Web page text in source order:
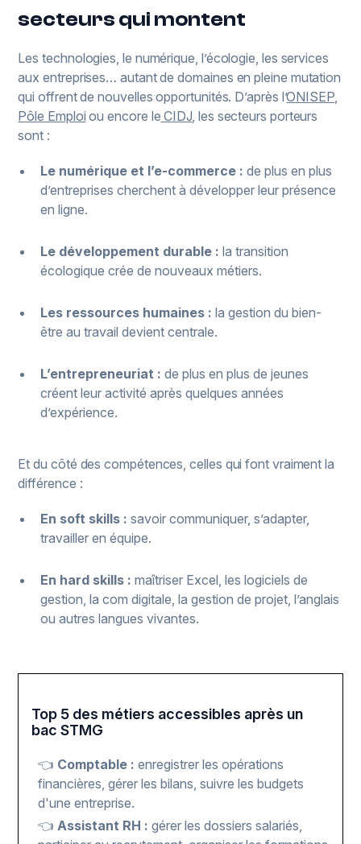
secteurs qui montent
Les technologies, le numérique, l’écologie, les services
aux entreprises… autant de domaines en pleine mutation
qui offrent de nouvelles opportunités. D’après l’ONISEP
Pôle Emploi ou encore le CIDJ , les secteurs porteurs
sont :
Le numérique et l’e-commerce : de plus en plus
d’entreprises cherchent à développer leur présence
en ligne.
Le développement durable :la transition
écologique crée de nouveaux métiers.
Les ressources humaines : la gestion du bien-
être au travail devient centrale.
L’entrepreneuriat : de plus en plus de jeunes
créent leur activité après quelques années
d’expérience.
Et du côté des compétences, celles qui font vraiment la
différence :
En soft skills : savoir communiquer, s’adapter,
travailler en équipe.
En hard skills : maîtriser Excel, les logiciels de
gestion, la com digitale, la gestion de projet, l’anglais
ou autres langues vivantes.
Top 5 des métiers accessibles après un
bac STMG
👈 Comptable : enregistrer les opérations
financières, gérer les bilans, suivre les budgets
d'une entreprise.
👈 Assistant RH : gérer les dossiers salariés,